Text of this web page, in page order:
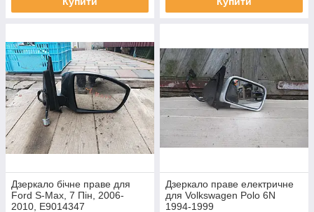
Дзеркало бічне праве для
Ford S-Max, 7 Пін, 2006-
2010, E9014347
Дзеркало праве електричне
для Volkswagen Polo 6N
1994-1999